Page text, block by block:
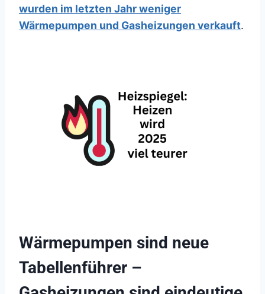
wurden im letzten Jahr weniger
Wärmepumpen und Gasheizungen verkauft.
Wärmepumpen sind neue
Tabellenführer –